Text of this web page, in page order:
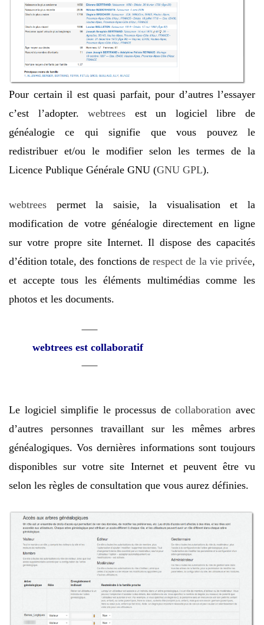
Pour certain il est quasi parfait, pour d’autres l’essayer
c’est l’adopter.webtrees est un logiciel libre de
généalogie ce qui signifie que vous pouvez le
redistribuer et/ou le modifier selon les termes de la
Licence Publique Générale GNU (GNU GPL).
webtrees permet la saisie, la visualisation et la
modification de votre généalogie directement en ligne
sur votre propre site Internet. Il dispose des capacités
d’édition totale, des fonctions derespect de la vie privée,
et accepte tous les éléments multimédias comme les
photos et les documents.
webtrees est collaboratif
Le logiciel simplifie le processus decollaboration avec
d’autres personnes travaillant sur les mêmes arbres
généalogiques. Vos dernières informations sont toujours
disponibles sur votre site Internet et peuvent être vu
selon les règles de consultation que vous aurez définies.